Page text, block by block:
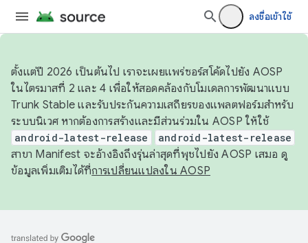
ลงชื่อเข้าใช้
ตั้งแต่ปี 2026 เป็นต้นไป เราจะเผยแพร่ซอร์สโค้ดไปยัง AOSP
ในไตรมาสที่ 2 และ 4 เพื่อให้สอดคล้องกับโมเดลการพัฒนาแบบ
Trunk Stable และรับประกันความเสถียรของแพลตฟอร์มสำหรับ
ระบบนิเวศ หากต้องการสร้างและมีส่วนร่วมใน AOSP ให้ใช้
android-latest-release android-latest-release
สาขา Manifest จะอ้างอิงถึงรุ่นล่าสุดที่พุชไปยัง AOSP เสมอ ดู
ข้อมูลเพิ่มเติมได้ที่การเปลี่ยนแปลงใน AOSP